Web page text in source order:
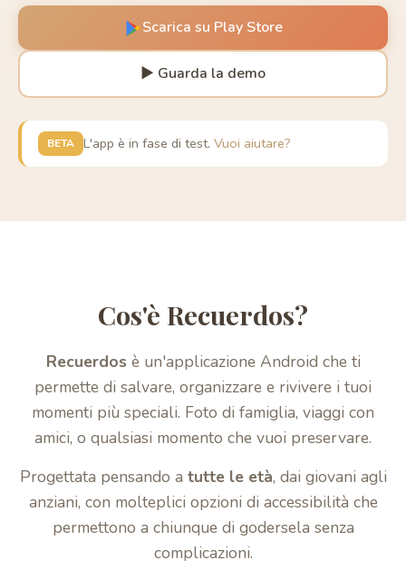
Scarica su Play Store
▶ Guarda la demo
BETA L'app è in fase di test. Vuoi aiutare?
Cos'è Recuerdos?
Recuerdosè un'applicazione Android che ti
permette di salvare, organizzare e rivivere i tuoi
momenti più speciali. Foto di famiglia, viaggi con
amici, o qualsiasi momento che vuoi preservare.
Progettata pensando a tutte le età, dai giovani agli
anziani, con molteplici opzioni di accessibilità che
permettono a chiunque di godersela senza
complicazioni.